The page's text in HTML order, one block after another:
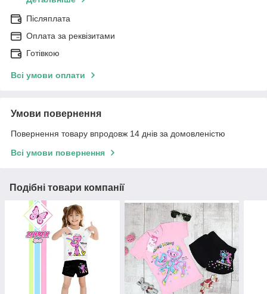
Післяплата
Оплата за реквізитами
Готівкою
Всі умови оплати
Умови повернення
Повернення товару впродовж 14 днів за домовленістю
Всі умови повернення
Подібні товари компанії